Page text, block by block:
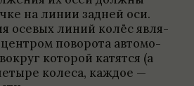
на линии зад­ней оси.
осе­вых линий колёс явля­
пово­рота автомо­
кото­рой катятся (а
колеса, каж­дое —